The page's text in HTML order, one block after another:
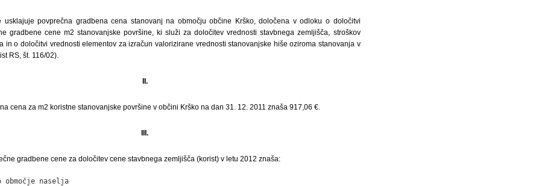
usklajuje povprečna gradbena cena stanovanj na območju občine Krško, določena v odloku o določitvi
gradbene cene m2 stanovanjske površine, ki služi za določitev vrednosti stavbnega zemljišča, stroškov
in o določitvi vrednosti elementov za izračun valorizirane vrednosti stanovanjske hiše oziroma stanovanja v
RS, št. 116/02).
II.
cena za m2 koristne stanovanjske površine v občini Krško na dan 31. 12. 2011 znaša 917,06 €.
III.
gradbene cene za določitev cene stavbnega zemljišča (korist) v letu 2012 znaša:
naselja